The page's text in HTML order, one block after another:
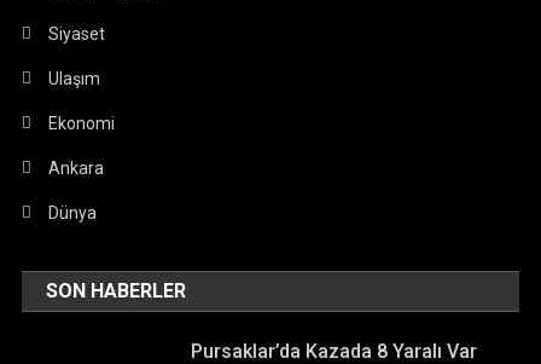
Siyaset
Ulaşım
Ekonomi
Ankara
Dünya
SON HABERLER
Pursaklar’da Kazada 8 Yaralı Var